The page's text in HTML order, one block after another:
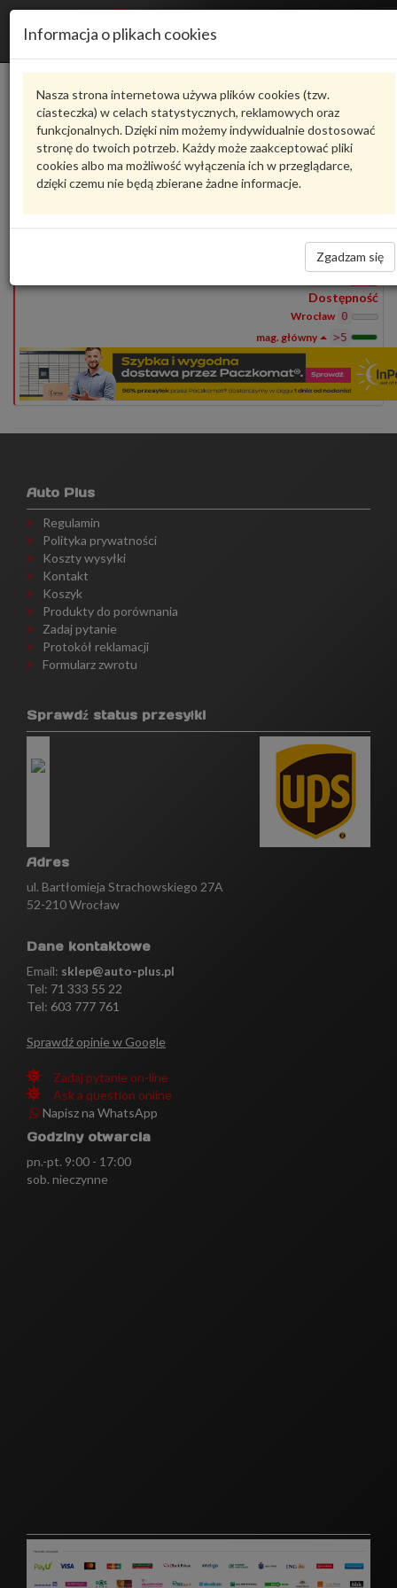
Informacja o plikach cookies
Nasza strona internetowa używa plików cookies (tzw.
ciasteczka) w celach statystycznych, reklamowych oraz
funkcjonalnych. Dzięki nim możemy indywidualnie dostosować
stronę do twoich potrzeb. Każdy może zaakceptować pliki
cookies albo ma możliwość wyłączenia ich w przeglądarce,
dzięki czemu nie będą zbierane żadne informacje.
Zgadzam się
Produkty 1
Pokaż pełny opis Zadaj pytanie o produkt
1S0711265B VAG - produkt oryginalny VW AUDI SEAT SKODA
504,19 zł
Wprowadź
ilość
Dostępność
Wrocław 0
>5
Auto Plus
Regulamin
Polityka prywatności
Koszty wysyłki
Kontakt
Koszyk
Produkty do porównania
Zadaj pytanie
Protokół reklamacji
Formularz zwrotu
Sprawdź status przesyłki
Adres
ul. Bartłomieja Strachowskiego 27A
52-210 Wrocław
Dane kontaktowe
Email: sklep@auto-plus.pl
Tel: 71 333 55 22
Tel: 603 777 761
Sprawdź opinie w Google
Zadaj pytanie on-line
Ask a question online
Napisz na WhatsApp
Godziny otwarcia
pn.-pt. 9:00 - 17:00
sob. nieczynne